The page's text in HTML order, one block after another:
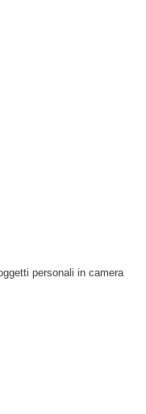
personali in camera